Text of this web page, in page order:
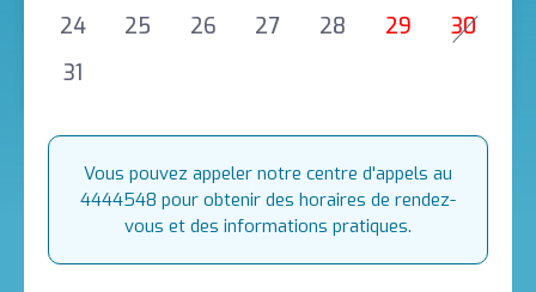
24
25 26 27 28 29
30
31
Vous pouvez appeler notre centre d'appels au
4444548 pour obtenir des horaires de rendez-
vous et des informations pratiques.